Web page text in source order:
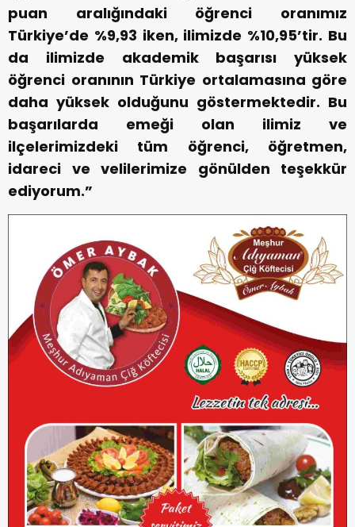
puan aralığındaki öğrenci oranımız
Türkiye’de %9,93 iken, ilimizde %10,95’tir. Bu
da ilimizde akademik başarısı yüksek
öğrenci oranının Türkiye ortalamasına göre
daha yüksek olduğunu göstermektedir. Bu
başarılarda emeği olan ilimiz ve
ilçelerimizdeki tüm öğrenci, öğretmen,
idareci ve velilerimize gönülden teşekkür
ediyorum.”